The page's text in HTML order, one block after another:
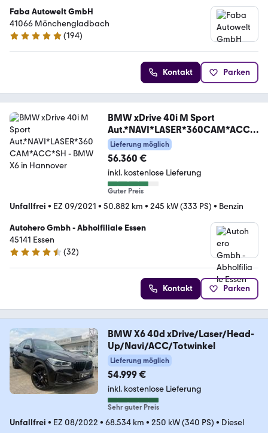
Faba Autowelt GmbH
41066 Mönchengladbach
4.8 Sterne
(194)
Kontakt Parken
BMW xDrive 40i M Sport
Aut.*NAVI*LASER*360CAM*ACC*
SH
Lieferung möglich
56.360 €
inkl. kostenlose Lieferung
Guter Preis
Unfallfrei • EZ 09/2021 • 50.882 km • 245 kW (333 PS) • Benzin
Autohero Gmbh - Abholfiliale Essen
45141 Essen
4.7 Sterne
(32)
Kontakt Parken
BMW X6 40d xDrive/Laser/Head-
Up/Navi/ACC/Totwinkel
Lieferung möglich
54.999 €
inkl. kostenlose Lieferung
Sehr guter Preis
Unfallfrei • EZ 08/2022 • 68.534 km • 250 kW (340 PS) • Diesel